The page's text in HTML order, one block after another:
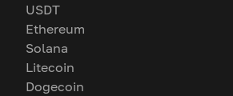
USDT
Ethereum
Solana
Litecoin
Dogecoin